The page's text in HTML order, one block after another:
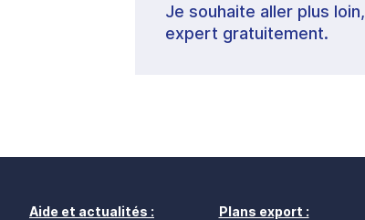
Je souhaite aller plus
expert gratuitement.
Aide et actualités :
Plans export :